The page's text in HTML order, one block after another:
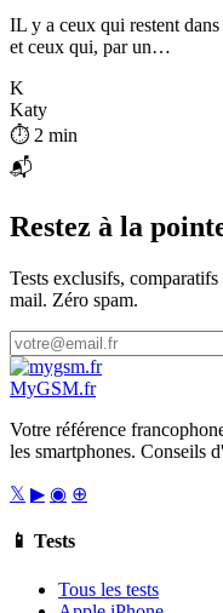
IL y a ceux qui restent
et ceux qui, par un…
K
Katy
⏱ 2 min
📬
Restez à la
Tests exclusifs,
mail. Zéro spam.
MyGSM.fr
Votre référence
les smartphones. Conseils
𝕏 ▶ ◉ ⊕
📱 Tests
Tous les tests